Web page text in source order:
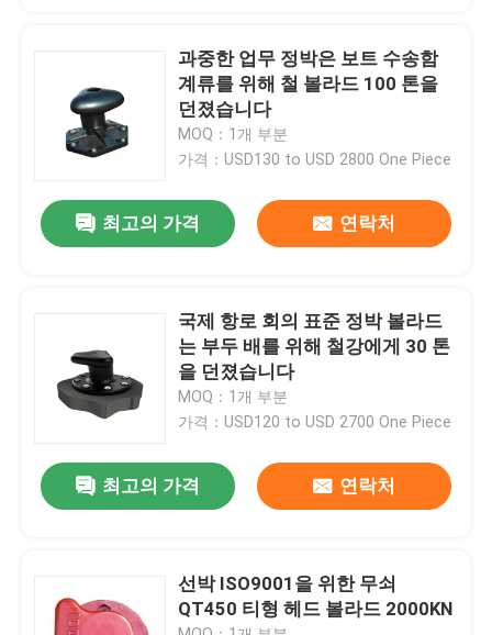
비디오
우리 에 관한 것
품질 관리
인용 을 요청 하십시오
플랫폼 고무 방현재
공기 고무 방현재
과중한 업무 정박은 보트 수송함
계류를 위해 철 볼라드 100 톤을
던졌습니다
MOQ：1개 부분
가격：USD130 to USD 2800 One Piece
최고의 가격 연락처
국제 항로 회의 표준 정박 볼라드
는 부두 배를 위해 철강에게 30 톤
을 던졌습니다
MOQ：1개 부분
가격：USD120 to USD 2700 One Piece
최고의 가격 연락처
선박 ISO9001을 위한 무쇠
QT450 티형 헤드 볼라드 2000KN